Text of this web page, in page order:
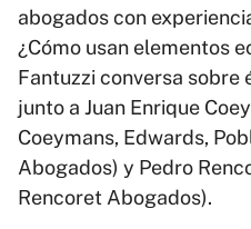
abogados con
¿Cómo usan elementos
Fantuzzi conversa sobre
junto a Juan Enrique
Coeymans, Edwards,
Abogados) y Pedro
Rencoret Abogados).